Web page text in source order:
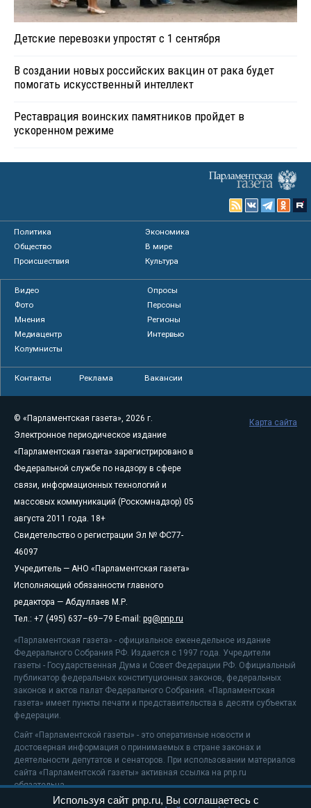
Детские перевозки упростят с 1 сентября
В создании новых российских вакцин от рака будет
помогать искусственный интеллект
Реставрация воинских памятников пройдет в
ускоренном режиме
Политика
Экономика
Общество
В мире
Происшествия
Культура
Видео
Опросы
Фото
Персоны
Мнения
Регионы
Медиацентр
Интервью
Колумнисты
Контакты Реклама Вакансии
© «Парламентская газета», 2026 г.
Электронное периодическое издание
«Парламентская газета» зарегистрировано в
Федеральной службе по надзору в сфере
связи, информационных технологий и
массовых коммуникаций (Роскомнадзор) 05
августа 2011 года. 18+
Свидетельство о регистрации Эл № ФС77-
46097
Учредитель — АНО «Парламентская газета»
Исполняющий обязанности главного
редактора — Абдуллаев М.Р.
Тел.: +7 (495) 637–69–79 E-mail: pg@pnp.ru
«Парламентская газета» - официальное еженедельное издание
Федерального Собрания РФ. Издается с 1997 года. Учредители
газеты - Государственная Дума и Совет Федерации РФ. Официальный
публикатор федеральных конституционных законов, федеральных
законов и актов палат Федерального Собрания. «Парламентская
газета» имеет пункты печати и представительства в десяти субъектах
федерации.
Сайт «Парламентской газеты» - это оперативные новости и
достоверная информация о принимаемых в стране законах и
деятельности депутатов и сенаторов. При использовании материалов
сайта «Парламентской газеты» активная ссылка на pnp.ru
обязательна.
На информационном ресурсе применяютсярекомендательные
Карта сайта
Используя сайт pnp.ru, Вы соглашаетесь с